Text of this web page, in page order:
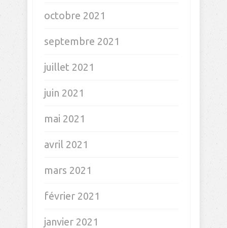
octobre 2021
septembre 2021
juillet 2021
juin 2021
mai 2021
avril 2021
mars 2021
février 2021
janvier 2021